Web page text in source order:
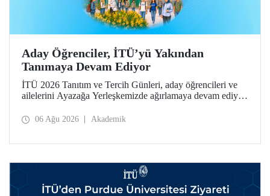
Aday Öğrenciler, İTÜ’yü Yakından
Tanımaya Devam Ediyor
İTÜ 2026 Tanıtım ve Tercih Günleri, aday öğrencileri ve
ailelerini Ayazağa Yerleşkemizde ağırlamaya devam ediyor.
ilgili fakülte ve birimler adaylara bilgi vermeye devam
06 Ağu 2026 Akademik